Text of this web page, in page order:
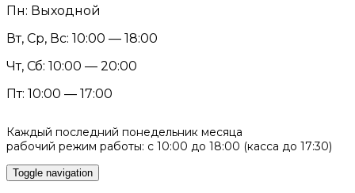
Пн: Выходной
Вт, Ср, Вс: 10:00 — 18:00
Чт, Сб: 10:00 — 20:00
Пт: 10:00 — 17:00
Каждый последний понедельник месяца
рабочий режим работы: с 10:00 до 18:00 (касса до 17:30)
Toggle navigation